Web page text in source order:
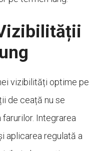
vizibilități optime pe
de ceață nu se
farurilor. Integrarea
aplicarea regulată a